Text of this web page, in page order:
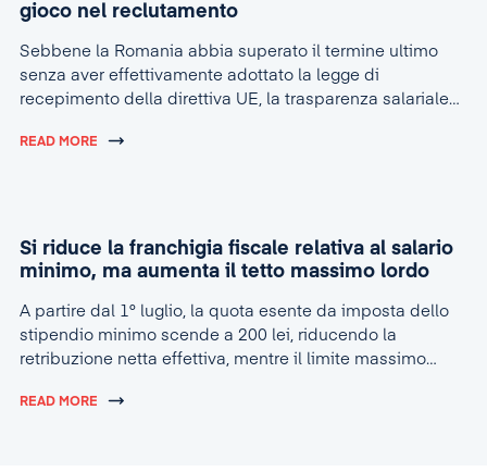
gioco nel reclutamento
Sebbene la Romania abbia superato il termine ultimo
senza aver effettivamente adottato la legge di
recepimento della direttiva UE, la trasparenza salariale
delle risorse umane.
READ MORE
Si riduce la franchigia fiscale relativa al salario
minimo, ma aumenta il tetto massimo lordo
A partire dal 1° luglio, la quota esente da imposta dello
stipendio minimo scende a 200 lei, riducendo la
retribuzione netta effettiva, mentre il limite massimo
lei.
READ MORE